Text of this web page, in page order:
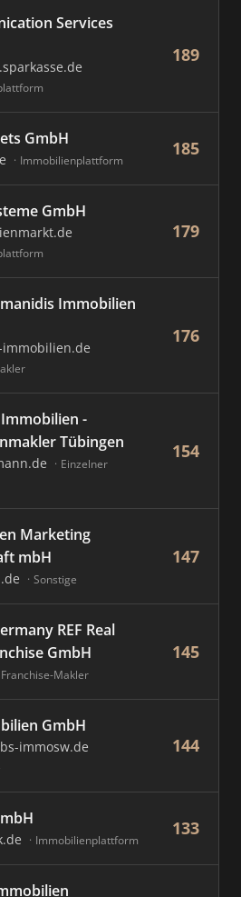
Services
189
GmbH
Immobilienplattform
185
GmbH
179
Immobilien
176
-
Tübingen
Einzelner
154
Marketing
mbH
Sonstige
147
REF Real
GmbH
Franchise-Makler
145
GmbH
immosw.de 144
Immobilienplattform
133